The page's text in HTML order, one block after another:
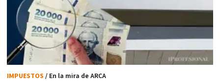
IMPUESTOS / En la mira de ARCA